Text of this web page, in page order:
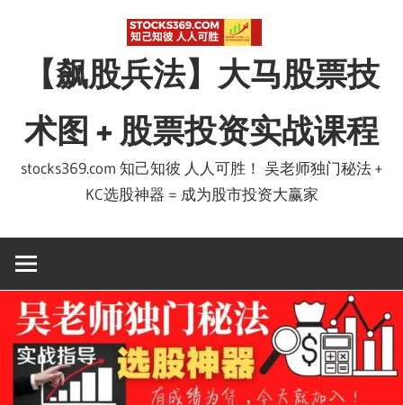
【飙股兵法】大马股票技
术图 + 股票投资实战课程
stocks369.com 知己知彼 人人可胜！ 吴老师独门秘法 +
KC选股神器 = 成为股市投资大赢家